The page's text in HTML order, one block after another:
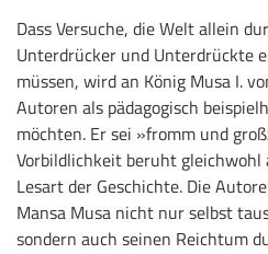
Dass Versuche, die Welt allein
Unterdrücker und Unterdrückte
müssen, wird an König Musa I.
Autoren als pädagogisch
möchten. Er sei »fromm und
Vorbildlichkeit beruht
Lesart der Geschichte. Die
Mansa Musa nicht nur selbst
sondern auch seinen Reichtum